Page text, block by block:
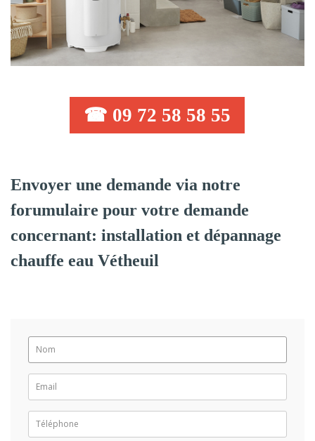
☎ 09 72 58 58 55
Envoyer une demande via notre
forumulaire pour votre demande
concernant: installation et dépannage
chauffe eau Vétheuil